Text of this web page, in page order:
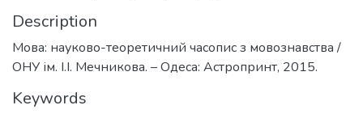
Description
Мова: науково-теоретичний часопис з мовознавства /
ОНУ ім. І.І. Мечникова. – Одеса: Астропринт, 2015.
Keywords